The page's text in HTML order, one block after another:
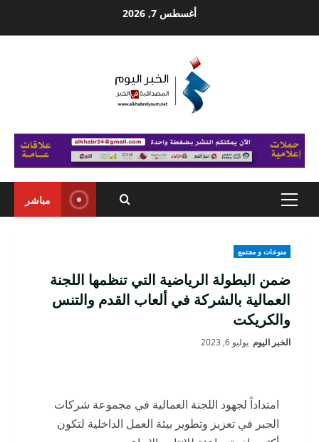
أغسطس 7, 2026
Primary
مباشر
منوعات و مجتمع
ضمن البطولة الرياضية التي تنظمها اللجنة
العمالية بالشركة في ألعاب القدم والتنس
والكريكت
الخبر اليوم يوليو 6, 2023
امتداداً لجهود اللجنة العمالية في مجموعة شركات
الجبر في تعزيز وتطوير بيئة العمل الداخلية لتكون